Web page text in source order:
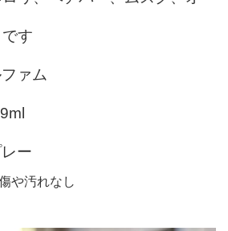
す
ァム
ー
や汚れなし